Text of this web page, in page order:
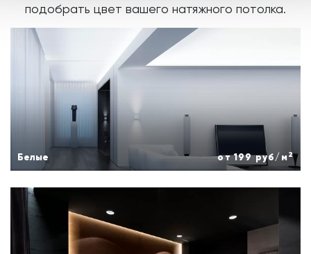
подобрать цвет вашего натяжного потолка.
Белые от 199 руб/м2